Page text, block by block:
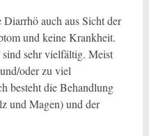
auch aus Sicht der
und keine Krankheit.
sehr vielfältig. Meist
oder zu viel
besteht die Behandlung
und Magen) und der